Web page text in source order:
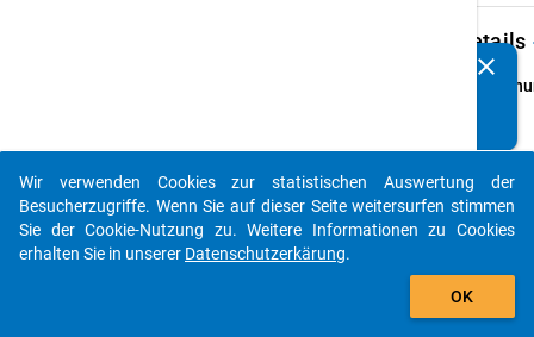
Details
info
Die
clear
auto_stories
add_shopping_cart
Wir verwenden Cookies zur statistischen Auswertung der
Besucherzugriffe. Wenn Sie auf dieser Seite weitersurfen stimmen
Sie der Cookie-Nutzung zu. Weitere Informationen zu Cookies
erhalten Sie in unserer Datenschutzerkärung.
OK